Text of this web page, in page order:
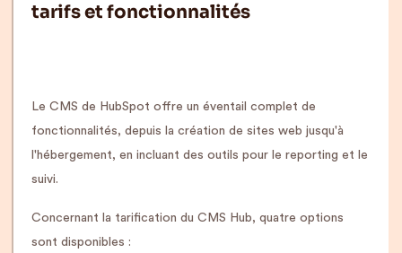
tarifs et fonctionnalités
Le CMS de HubSpot offre un éventail complet de
fonctionnalités, depuis la création de sites web jusqu'à
l'hébergement, en incluant des outils pour le reporting et le
suivi.
Concernant la tarification du CMS Hub, quatre options
sont disponibles :